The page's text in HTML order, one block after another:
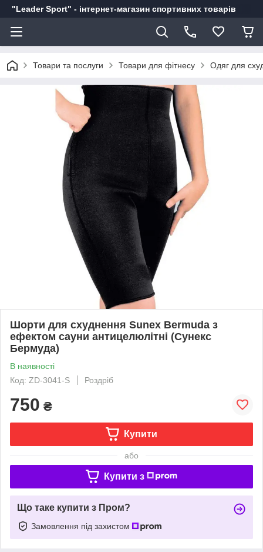
"Leader Sport" - інтернет-магазин спортивних товарів
Товари та послуги Товари для фітнесу Одяг для
Шорти для схуднення Sunex Bermuda з
ефектом сауни антицелюлітні (Сунекс
Бермуда)
В наявності
Код: ZD-3041-S
Роздріб
750 ₴
Купити
або
Купити з
Що таке купити з Пром?
Замовлення під захистом